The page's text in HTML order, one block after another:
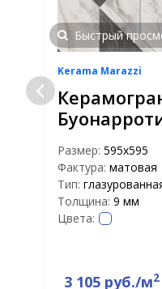
Быстрый
Kerama Marazzi
Размер: 595x595
Фактура: матовая
Тип:
Толщина: 9 мм
Цвета:
3 105 руб./м2